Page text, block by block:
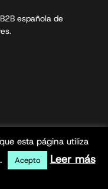
española de
los derechos
esta página utiliza
Acepto
Leer más